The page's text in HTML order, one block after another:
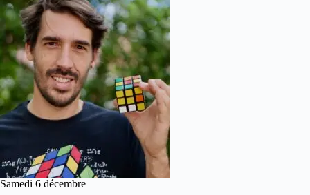
Samedi 6 décembre